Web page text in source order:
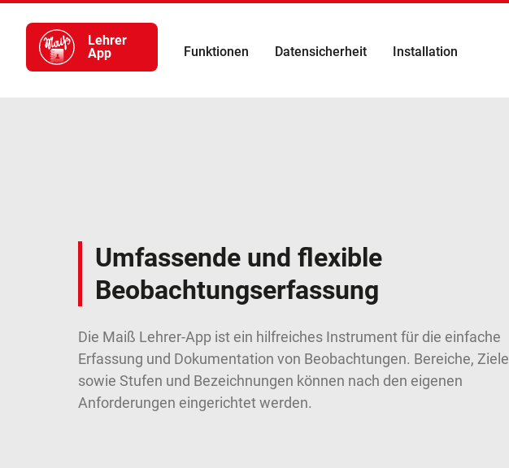
Lehrer
App
Funktionen Datensicherheit Installation
Umfassende und flexible
Beobachtungserfassung
Die Maiß Lehrer-App ist ein hilfreiches Instrument für die einfache
Erfassung und Dokumentation von Beobachtungen. Bereiche, Ziele
sowie Stufen und Bezeichnungen können nach den eigenen
Anforderungen eingerichtet werden.